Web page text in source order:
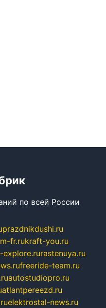
по всей России
prazdnikdushi.ru
fr.rukraft-you.ru
explore.rurastenuya.ru
freeride-team.ru
autostudiopro.ru
atlantpereezd.ru
elektrostal-news.ru